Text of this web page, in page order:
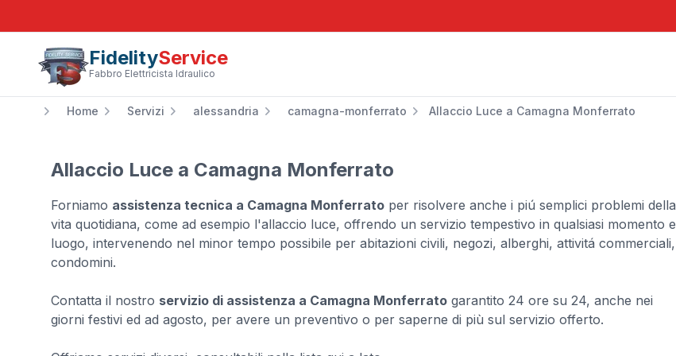
FidelityService
Fabbro Elettricista Idraulico
Home Servizi alessandria camagna-monferrato Allaccio Luce a Camagna Monferrato
Allaccio Luce a Camagna Monferrato
Forniamo assistenza tecnica a Camagna Monferrato per risolvere anche i piú semplici problemi della
vita quotidiana, come ad esempio l'allaccio luce, offrendo un servizio tempestivo in qualsiasi momento e
luogo, intervenendo nel minor tempo possibile per abitazioni civili, negozi, alberghi, attivitá commerciali,
condomini.
Contatta il nostro servizio di assistenza a Camagna Monferrato garantito 24 ore su 24, anche nei
giorni festivi ed ad agosto, per avere un preventivo o per saperne di più sul servizio offerto.